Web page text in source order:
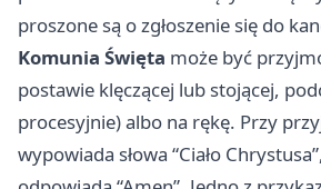
proszone są o zgłoszenie się do
Komunia Święta może być
postawie klęczącej lub stojącej,
procesyjnie) albo na rękę. Przy
wypowiada słowa “Ciało